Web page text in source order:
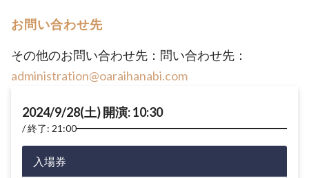
お問い合わせ先
その他のお問い合わせ先：問い合わせ先：
administration@oaraihanabi.com
2024/9/28(土) 開演: 10:30
終了: 21:00
入場券